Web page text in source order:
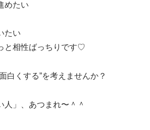
めたい
たい
と相性ばっちりです♡
白くする”を考えませんか？
人」、あつまれ〜＾＾